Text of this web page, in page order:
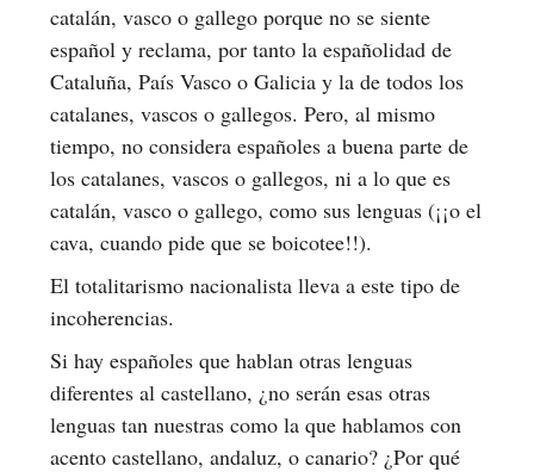
catalán, vasco o gallego porque no se siente
español y reclama, por tanto la españolidad de
Cataluña, País Vasco o Galicia y la de todos los
catalanes, vascos o gallegos. Pero, al mismo
tiempo, no considera españoles a buena parte de
los catalanes, vascos o gallegos, ni a lo que es
catalán, vasco o gallego, como sus lenguas (¡¡o el
cava, cuando pide que se boicotee!!).
El totalitarismo nacionalista lleva a este tipo de
incoherencias.
Si hay españoles que hablan otras lenguas
diferentes al castellano, ¿no serán esas otras
lenguas tan nuestras como la que hablamos con
acento castellano, andaluz, o canario? ¿Por qué